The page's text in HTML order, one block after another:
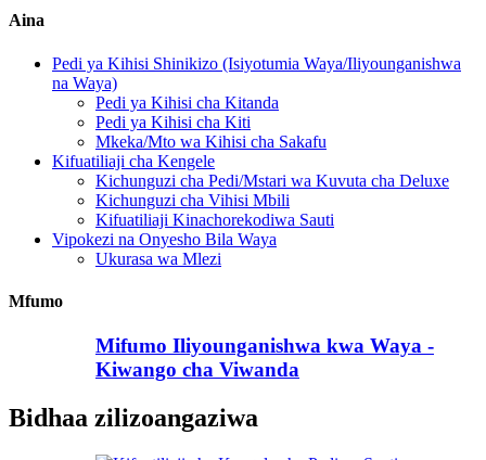
Aina
Pedi ya Kihisi Shinikizo (Isiyotumia Waya/Iliyounganishwa
na Waya)
Pedi ya Kihisi cha Kitanda
Pedi ya Kihisi cha Kiti
Mkeka/Mto wa Kihisi cha Sakafu
Kifuatiliaji cha Kengele
Kichunguzi cha Pedi/Mstari wa Kuvuta cha Deluxe
Kichunguzi cha Vihisi Mbili
Kifuatiliaji Kinachorekodiwa Sauti
Vipokezi na Onyesho Bila Waya
Ukurasa wa Mlezi
Mfumo
Mifumo Iliyounganishwa kwa Waya -
Kiwango cha Viwanda
Bidhaa zilizoangaziwa